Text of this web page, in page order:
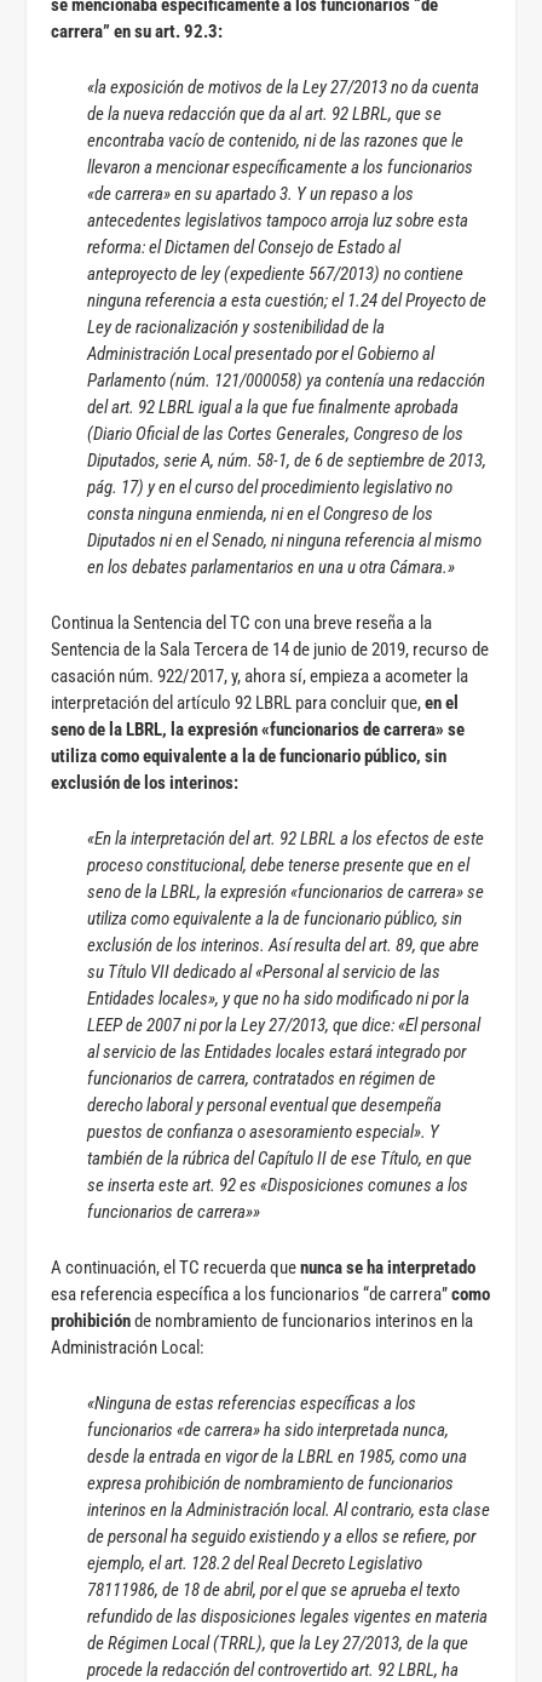
carrera” en su art. 92.3:
«la exposición de motivos de la Ley 27/2013 no da cuenta
de la nueva redacción que da al art. 92 LBRL, que se
encontraba vacío de contenido, ni de las razones que le
llevaron a mencionar específicamente a los funcionarios
«de carrera» en su apartado 3. Y un repaso a los
antecedentes legislativos tampoco arroja luz sobre esta
reforma: el Dictamen del Consejo de Estado al
anteproyecto de ley (expediente 567/2013) no contiene
ninguna referencia a esta cuestión; el 1.24 del Proyecto de
Ley de racionalización y sostenibilidad de la
Administración Local presentado por el Gobierno al
Parlamento (núm. 121/000058) ya contenía una redacción
del art. 92 LBRL igual a la que fue finalmente aprobada
(Diario Oficial de las Cortes Generales, Congreso de los
Diputados, serie A, núm. 58-1, de 6 de septiembre de 2013,
pág. 17) y en el curso del procedimiento legislativo no
consta ninguna enmienda, ni en el Congreso de los
Diputados ni en el Senado, ni ninguna referencia al mismo
en los debates parlamentarios en una u otra Cámara.»
Continua la Sentencia del TC con una breve reseña a la
Sentencia de la Sala Tercera de 14 de junio de 2019, recurso de
casación núm. 922/2017, y, ahora sí, empieza a acometer la
interpretación del artículo 92 LBRL para concluir que,en el
seno de la LBRL, la expresión «funcionarios de carrera» se
utiliza como equivalente a la de funcionario público, sin
exclusión de los interinos:
«En la interpretación del art. 92 LBRL a los efectos de este
proceso constitucional, debe tenerse presente que en el
seno de la LBRL, la expresión «funcionarios de carrera» se
utiliza como equivalente a la de funcionario público, sin
exclusión de los interinos. Así resulta del art. 89, que abre
su Título VII dedicado al «Personal al servicio de las
Entidades locales», y que no ha sido modificado ni por la
LEEP de 2007 ni por la Ley 27/2013, que dice: «El personal
al servicio de las Entidades locales estará integrado por
funcionarios de carrera, contratados en régimen de
derecho laboral y personal eventual que desempeña
puestos de confianza o asesoramiento especial». Y
también de la rúbrica del Capítulo II de ese Título, en que
se inserta este art. 92 es «Disposiciones comunes a los
funcionarios de carrera»»
A continuación, el TC recuerda quenunca se ha interpretado
esa referencia específica a los funcionarios “de carrera”como
prohibiciónde nombramiento de funcionarios interinos en la
Administración Local:
«Ninguna de estas referencias específicas a los
funcionarios «de carrera» ha sido interpretada nunca,
desde la entrada en vigor de la LBRL en 1985, como una
expresa prohibición de nombramiento de funcionarios
interinos en la Administración local. Al contrario, esta clase
de personal ha seguido existiendo y a ellos se refiere, por
ejemplo, el art. 128.2 del Real Decreto Legislativo
78111986, de 18 de abril, por el que se aprueba el texto
refundido de las disposiciones legales vigentes en materia
de Régimen Local (TRRL), que la Ley 27/2013, de la que
procede la redacción del controvertido art. 92 LBRL, ha